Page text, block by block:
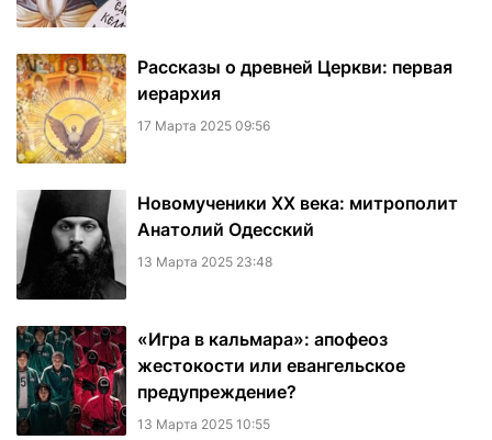
Рассказы о древней Церкви: первая
иерархия
17 Марта 2025 09:56
Новомученики XX века: митрополит
Анатолий Одесский
13 Марта 2025 23:48
«Игра в кальмара»: апофеоз
жестокости или евангельское
предупреждение?
13 Марта 2025 10:55